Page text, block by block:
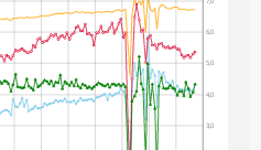
3,0
4,0
5,0
6,0